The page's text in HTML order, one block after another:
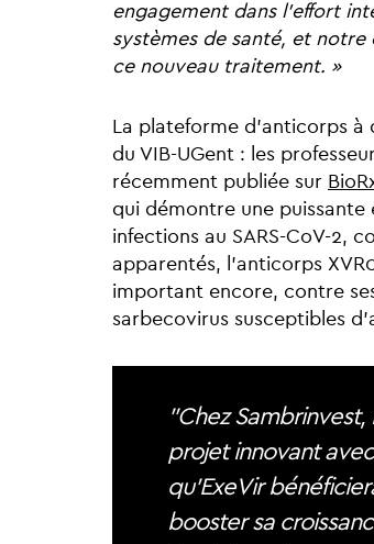
engagement dans l’effort
systèmes de santé, et
ce nouveau traitement. »
La plateforme d’anticorps
du VIB-UGent : les
récemment publiée sur
qui démontre une
infections au SARS-CoV-2,
apparentés, l’anticorps
important encore, contre
sarbecovirus susceptibles
"Chez
projet innovant
qu’ExeVir
booster sa